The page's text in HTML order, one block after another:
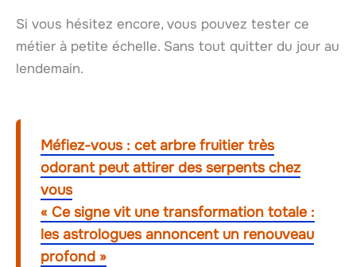
Si vous hésitez encore, vous pouvez tester ce
métier à petite échelle. Sans tout quitter du jour au
lendemain.
Méfiez-vous : cet arbre fruitier très
odorant peut attirer des serpents chez
vous
« Ce signe vit une transformation totale :
les astrologues annoncent un renouveau
profond »